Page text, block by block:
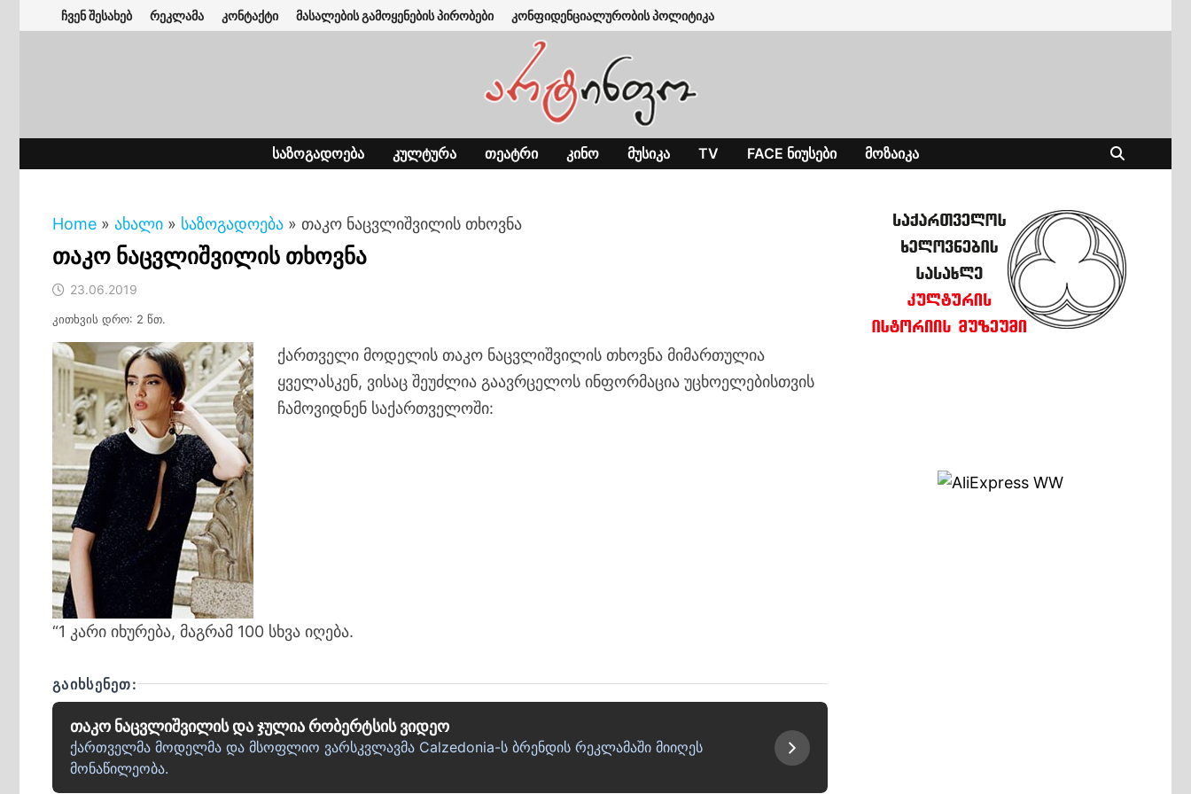
to
ჩვენ შესახებ რეკლამა კონტაქტი მასალების გამოყენების პირობები კონფიდენციალურობის პოლიტიკა
ᲡᲐᲖᲝᲒᲐᲓᲝᲔᲑᲐ ᲙᲣᲚᲢᲣᲠᲐ ᲗᲔᲐᲢᲠᲘ ᲙᲘᲜᲝ ᲛᲣᲡᲘᲙᲐ TV FACE ᲜᲘᲣᲡᲔᲑᲘ ᲛᲝᲖᲐᲘᲙᲐ
Home » ახალი » საზოგადოება » თაკო ნაცვლიშვილის თხოვნა
თაკო ნაცვლიშვილის თხოვნა
23.06.2019
კითხვის დრო: 2 წთ.
ქართველი მოდელის თაკო ნაცვლიშვილის თხოვნა მიმართულია
ყველასკენ, ვისაც შეუძლია გაავრცელოს ინფორმაცია უცხოელებისთვის
ჩამოვიდნენ საქართველოში:
“1 კარი იხურება, მაგრამ 100 სხვა იღება.
ᲒᲐᲘᲮᲡᲔᲜᲔᲗ:
თაკო ნაცვლიშვილის და ჯულია რობერტსის ვიდეო
ქართველმა მოდელმა და მსოფლიო ვარსკვლავმა Calzedonia-ს ბრენდის რეკლამაში მიიღეს
მონაწილეობა.